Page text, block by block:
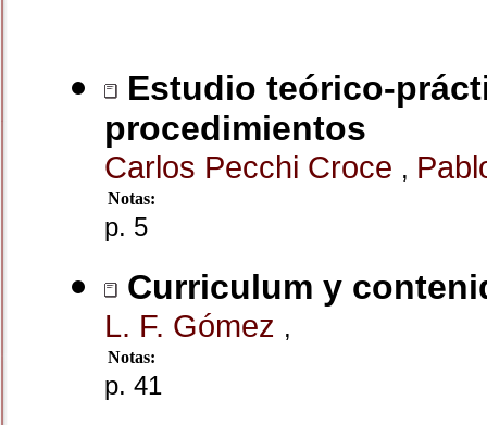
Estudio teórico-
procedimientos
Carlos Pecchi Croce ,
Notas:
p. 5
Curriculum y
L. F. Gómez ,
Notas:
p. 41